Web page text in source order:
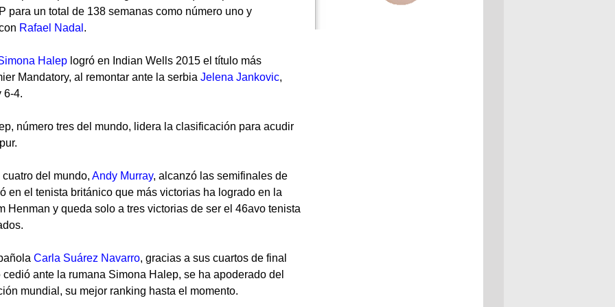
para un total de 138 semanas como número uno y
Rafael Nadal .
Halep logró en Indian Wells 2015 el título más
Mandatory, al remontar ante la serbia Jelena Jankovic,
6-4.
número tres del mundo, lidera la clasificación para acudir
del mundo, Andy Murray, alcanzó las semifinales de
en el tenista británico que más victorias ha logrado en la
Henman y queda solo a tres victorias de ser el 46avo tenista
Carla Suárez Navarro, gracias a sus cuartos de final
ante la rumana Simona Halep, se ha apoderado del
mundial, su mejor ranking hasta el momento.